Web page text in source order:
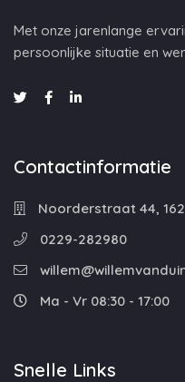
Met onze jarenlange
persoonlijke situatie en
Contactinformatie
Noorderstraat 44,
0229-282980
Ma - Vr 08:30 - 17:00
Snelle Links